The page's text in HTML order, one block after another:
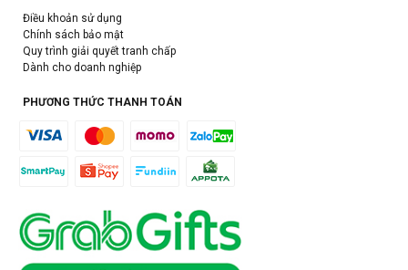
Điều khoản sử dụng
Chính sách bảo mật
Quy trình giải quyết tranh chấp
Dành cho doanh nghiệp
PHƯƠNG THỨC THANH TOÁN